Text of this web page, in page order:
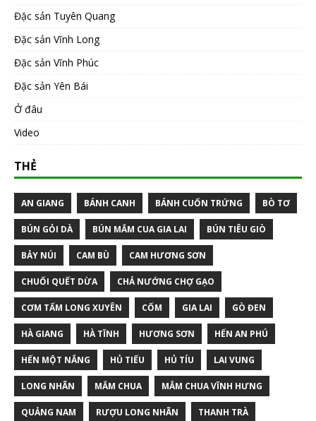
Đặc sản Tuyên Quang
Đặc sản Vĩnh Long
Đặc sản Vĩnh Phúc
Đặc sản Yên Bái
Ở đâu
Video
THẺ
AN GIANG BÁNH CANH BÁNH CUỐN TRỨNG BÒ TƠ
BÚN GỎI DÀ BÚN MẮM CUA GIA LAI BÚN TIÊU GIÒ
BẢY NÚI CAM BÙ CAM HƯƠNG SƠN
CHUỐI QUẾT DỪA CHẢ NƯỚNG CHỢ GẠO
CƠM TẤM LONG XUYÊN CỐM GIA LAI GÒ ĐEN
HÀ GIANG HÀ TĨNH HƯƠNG SƠN HẾN AN PHÚ
HẾN MỘT NẮNG HỦ TIẾU HỦ TÍU LAI VUNG
LONG NHÃN MẮM CHUA MẮM CHUA VĨNH HƯNG
QUẢNG NAM RƯỢU LONG NHÃN THANH TRÀ